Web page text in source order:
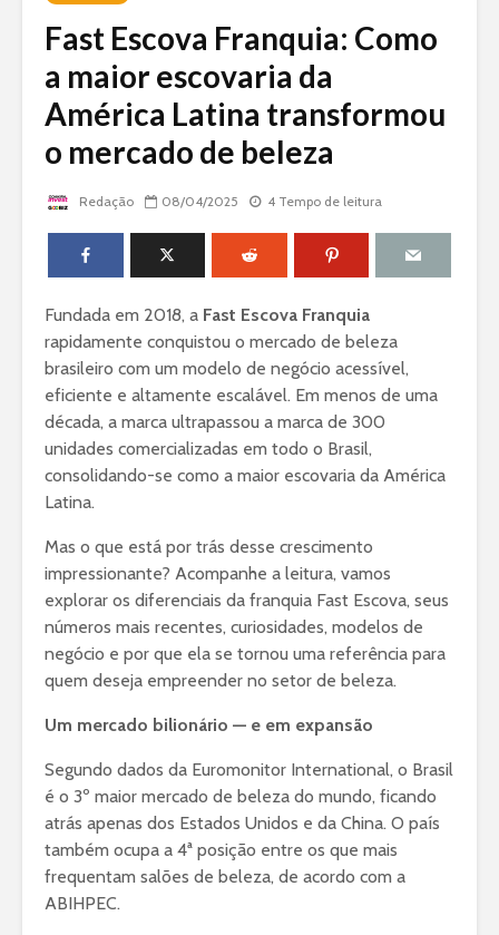
Fast Escova Franquia: Como
a maior escovaria da
América Latina transformou
o mercado de beleza
Redação 08/04/2025 4 Tempo de leitura
Fundada em 2018, a Fast Escova Franquia
rapidamente conquistou o mercado de beleza
brasileiro com um modelo de negócio acessível,
eficiente e altamente escalável. Em menos de uma
década, a marca ultrapassou a marca de 300
unidades comercializadas em todo o Brasil,
consolidando-se como a maior escovaria da América
Latina.
Mas o que está por trás desse crescimento
impressionante? Acompanhe a leitura, vamos
explorar os diferenciais da franquia Fast Escova, seus
números mais recentes, curiosidades, modelos de
negócio e por que ela se tornou uma referência para
quem deseja empreender no setor de beleza.
Um mercado bilionário — e em expansão
Segundo dados da Euromonitor International, o Brasil
é o 3º maior mercado de beleza do mundo, ficando
atrás apenas dos Estados Unidos e da China. O país
também ocupa a 4ª posição entre os que mais
frequentam salões de beleza, de acordo com a
ABIHPEC.